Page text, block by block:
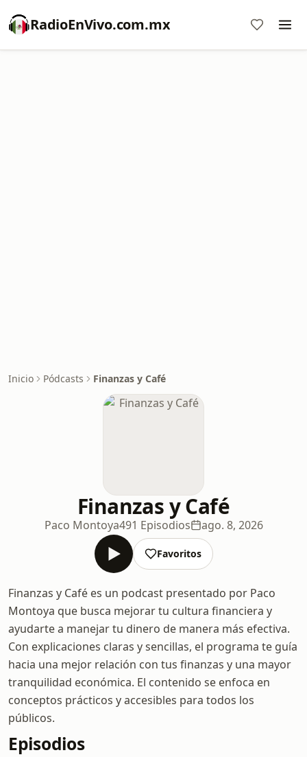
RadioEnVivo.com.mx
Inicio Pódcasts Finanzas y Café
Finanzas y Café
Paco Montoya491 Episodios ago. 8, 2026
Favoritos
Finanzas y Café es un podcast presentado por Paco
Montoya que busca mejorar tu cultura financiera y
ayudarte a manejar tu dinero de manera más efectiva.
Con explicaciones claras y sencillas, el programa te guía
hacia una mejor relación con tus finanzas y una mayor
tranquilidad económica. El contenido se enfoca en
conceptos prácticos y accesibles para todos los
públicos.
Episodios